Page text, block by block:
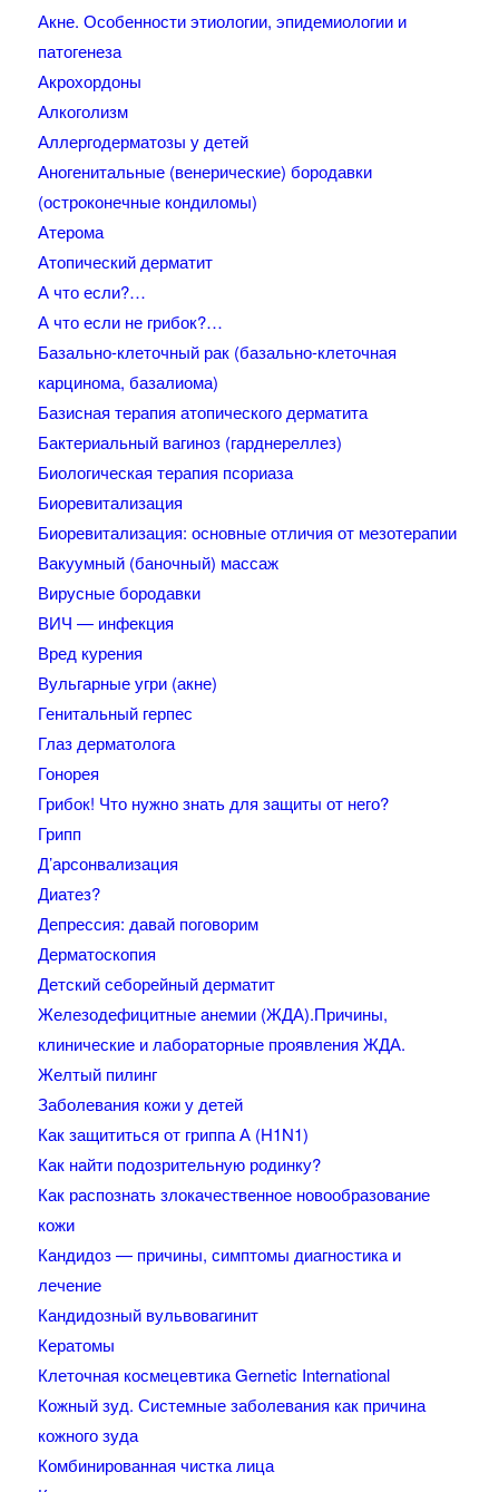
Акне. Особенности этиологии, эпидемиологии и
патогенеза
Акрохордоны
Алкоголизм
Аллергодерматозы у детей
Аногенитальные (венерические) бородавки
(остроконечные кондиломы)
Атерома
Атопический дерматит
А что если?…
А что если не грибок?…
Базально-клеточный рак (базально-клеточная
карцинома, базалиома)
Базисная терапия атопического дерматита
Бактериальный вагиноз (гарднереллез)
Биологическая терапия псориаза
Биоревитализация
Биоревитализация: основные отличия от мезотерапии
Вакуумный (баночный) массаж
Вирусные бородавки
ВИЧ — инфекция
Вред курения
Вульгарные угри (акне)
Генитальный герпес
Глаз дерматолога
Гонорея
Грибок! Что нужно знать для защиты от него?
Грипп
Д’арсонвализация
Диатез?
Депрессия: давай поговорим
Дерматоскопия
Детский себорейный дерматит
Железодефицитные анемии (ЖДА).Причины,
клинические и лабораторные проявления ЖДА.
Желтый пилинг
Заболевания кожи у детей
Как защититься от гриппа А (H1N1)
Как найти подозрительную родинку?
Как распознать злокачественное новообразование
кожи
Кандидоз — причины, симптомы диагностика и
лечение
Кандидозный вульвовагинит
Кератомы
Клеточная космецевтика Gernetic International
Кожный зуд. Системные заболевания как причина
кожного зуда
Комбинированная чистка лица